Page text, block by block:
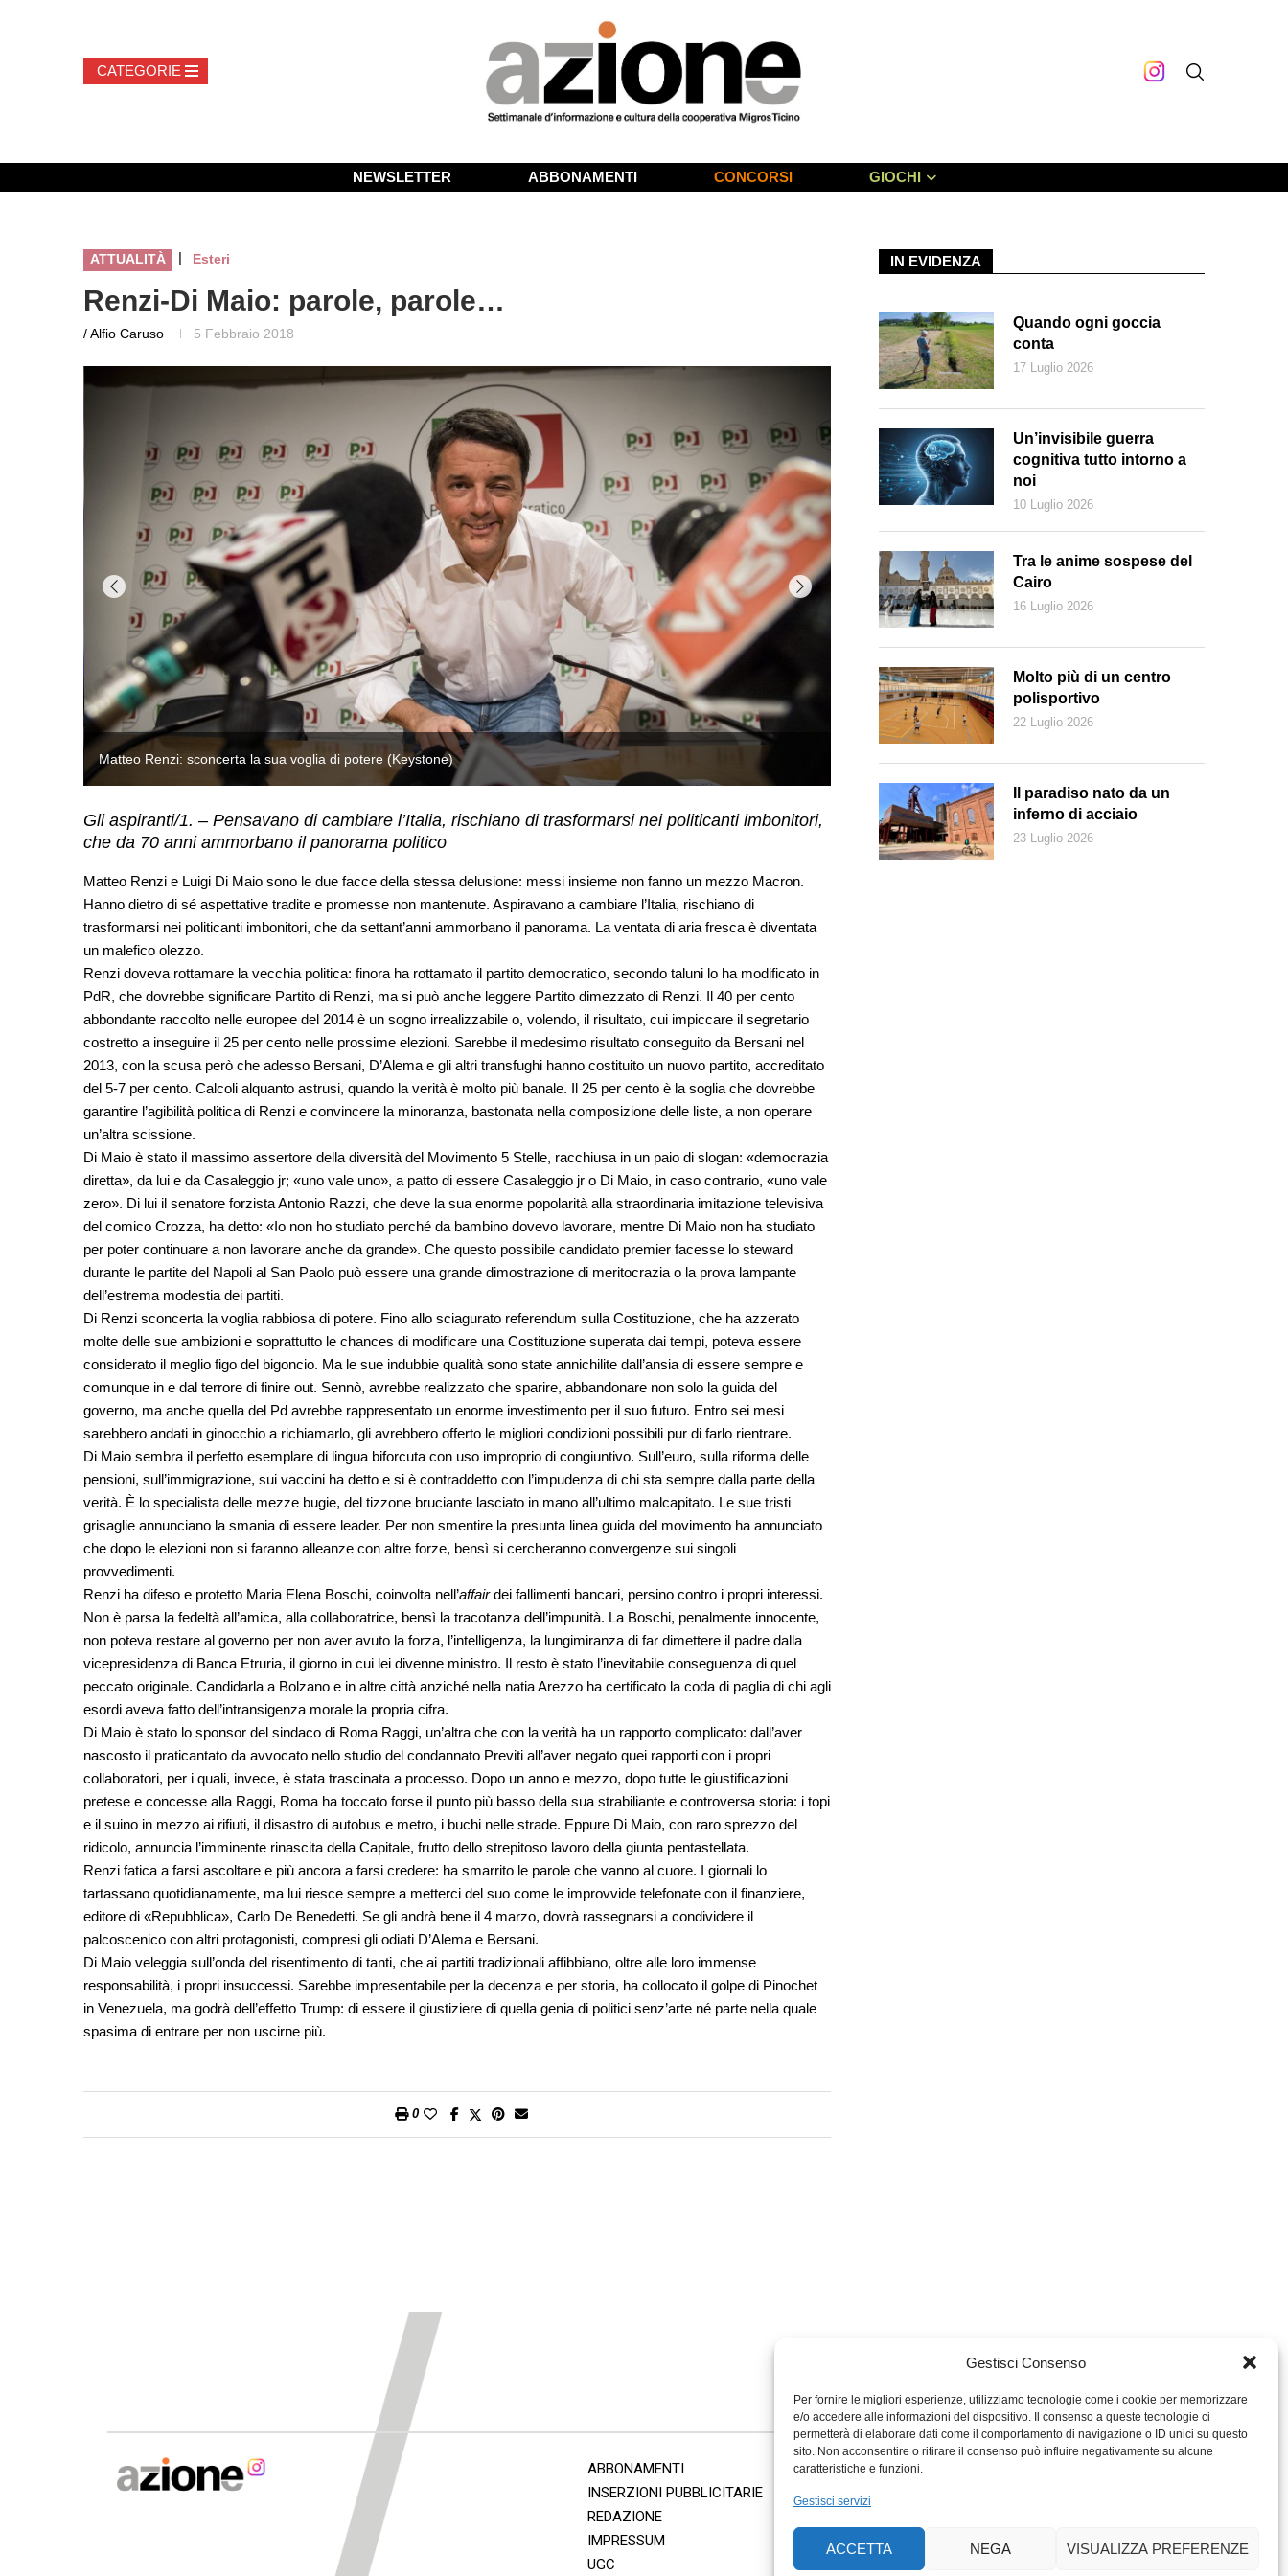
Gestisci Consenso
Per fornire le migliori esperienze, utilizziamo tecnologie come i cookie per memorizzare
e/o accedere alle informazioni del dispositivo. Il consenso a queste tecnologie ci
permetterà di elaborare dati come il comportamento di navigazione o ID unici su questo
sito. Non acconsentire o ritirare il consenso può influire negativamente su alcune
caratteristiche e funzioni.
Gestisci servizi
ACCETTA NEGA VISUALIZZA PREFERENZE
NEWSLETTER ABBONAMENTI CONCORSI GIOCHI
ATTUALITÀ | Esteri
Renzi-Di Maio: parole, parole…
/ Alfio Caruso 5 Febbraio 2018
Matteo Renzi: sconcerta la sua voglia di potere
Gli aspiranti/1. – Pensavano di cambiare l’Italia, rischiano di trasformarsi nei politicanti imbonitori,
che da 70 anni ammorbano il panorama politico
Matteo Renzi e Luigi Di Maio sono le due facce della stessa delusione: messi insieme non fanno un mezzo Macron.
Hanno dietro di sé aspettative tradite e promesse non mantenute. Aspiravano a cambiare l’Italia, rischiano di
trasformarsi nei politicanti imbonitori, che da settant’anni ammorbano il panorama. La ventata di aria fresca è diventata
un malefico olezzo.
Renzi doveva rottamare la vecchia politica: finora ha rottamato il partito democratico, secondo taluni lo ha modificato in
PdR, che dovrebbe significare Partito di Renzi, ma si può anche leggere Partito dimezzato di Renzi. Il 40 per cento
abbondante raccolto nelle europee del 2014 è un sogno irrealizzabile o, volendo, il risultato, cui impiccare il segretario
costretto a inseguire il 25 per cento nelle prossime elezioni. Sarebbe il medesimo risultato conseguito da Bersani nel
2013, con la scusa però che adesso Bersani, D’Alema e gli altri transfughi hanno costituito un nuovo partito, accreditato
del 5-7 per cento. Calcoli alquanto astrusi, quando la verità è molto più banale. Il 25 per cento è la soglia che dovrebbe
garantire l’agibilità politica di Renzi e convincere la minoranza, bastonata nella composizione delle liste, a non operare
un’altra scissione.
Di Maio è stato il massimo assertore della diversità del Movimento 5 Stelle, racchiusa in un paio di slogan: «democrazia
diretta», da lui e da Casaleggio jr; «uno vale uno», a patto di essere Casaleggio jr o Di Maio, in caso contrario, «uno vale
zero». Di lui il senatore forzista Antonio Razzi, che deve la sua enorme popolarità alla straordinaria imitazione televisiva
del comico Crozza, ha detto: «Io non ho studiato perché da bambino dovevo lavorare, mentre Di Maio non ha studiato
per poter continuare a non lavorare anche da grande». Che questo possibile candidato premier facesse lo steward
durante le partite del Napoli al San Paolo può essere una grande dimostrazione di meritocrazia o la prova lampante
dell’estrema modestia dei partiti.
Di Renzi sconcerta la voglia rabbiosa di potere. Fino allo sciagurato referendum sulla Costituzione, che ha azzerato
molte delle sue ambizioni e soprattutto le chances di modificare una Costituzione superata dai tempi, poteva essere
considerato il meglio figo del bigoncio. Ma le sue indubbie qualità sono state annichilite dall’ansia di essere sempre e
comunque in e dal terrore di finire out. Sennò, avrebbe realizzato che sparire, abbandonare non solo la guida del
governo, ma anche quella del Pd avrebbe rappresentato un enorme investimento per il suo futuro. Entro sei mesi
sarebbero andati in ginocchio a richiamarlo, gli avrebbero offerto le migliori condizioni possibili pur di farlo rientrare.
Di Maio sembra il perfetto esemplare di lingua biforcuta con uso improprio di congiuntivo. Sull’euro, sulla riforma delle
pensioni, sull’immigrazione, sui vaccini ha detto e si è contraddetto con l’impudenza di chi sta sempre dalla parte della
verità. È lo specialista delle mezze bugie, del tizzone bruciante lasciato in mano all’ultimo malcapitato. Le sue tristi
grisaglie annunciano la smania di essere leader. Per non smentire la presunta linea guida del movimento ha annunciato
che dopo le elezioni non si faranno alleanze con altre forze, bensì si cercheranno convergenze sui singoli
provvedimenti.
Renzi ha difeso e protetto Maria Elena Boschi, coinvolta nell’affairdei fallimenti bancari, persino contro i propri interessi.
Non è parsa la fedeltà all’amica, alla collaboratrice, bensì la tracotanza dell’impunità. La Boschi, penalmente innocente,
non poteva restare al governo per non aver avuto la forza, l’intelligenza, la lungimiranza di far dimettere il padre dalla
vicepresidenza di Banca Etruria, il giorno in cui lei divenne ministro. Il resto è stato l’inevitabile conseguenza di quel
peccato originale. Candidarla a Bolzano e in altre città anziché nella natia Arezzo ha certificato la coda di paglia di chi agli
esordi aveva fatto dell’intransigenza morale la propria cifra.
Di Maio è stato lo sponsor del sindaco di Roma Raggi, un’altra che con la verità ha un rapporto complicato: dall’aver
nascosto il praticantato da avvocato nello studio del condannato Previti all’aver negato quei rapporti con i propri
collaboratori, per i quali, invece, è stata trascinata a processo. Dopo un anno e mezzo, dopo tutte le giustificazioni
pretese e concesse alla Raggi, Roma ha toccato forse il punto più basso della sua strabiliante e controversa storia: i topi
e il suino in mezzo ai rifiuti, il disastro di autobus e metro, i buchi nelle strade. Eppure Di Maio, con raro sprezzo del
ridicolo, annuncia l’imminente rinascita della Capitale, frutto dello strepitoso lavoro della giunta pentastellata.
Renzi fatica a farsi ascoltare e più ancora a farsi credere: ha smarrito le parole che vanno al cuore. I giornali lo
tartassano quotidianamente, ma lui riesce sempre a metterci del suo come le improvvide telefonate con il finanziere,
editore di «Repubblica», Carlo De Benedetti. Se gli andrà bene il 4 marzo, dovrà rassegnarsi a condividere il
palcoscenico con altri protagonisti, compresi gli odiati D’Alema e Bersani.
Di Maio veleggia sull’onda del risentimento di tanti, che ai partiti tradizionali affibbiano, oltre alle loro immense
responsabilità, i propri insuccessi. Sarebbe impresentabile per la decenza e per storia, ha collocato il golpe di Pinochet
in Venezuela, ma godrà dell’effetto Trump: di essere il giustiziere di quella genia di politici senz’arte né parte nella quale
spasima di entrare per non uscirne più.
0
IN EVIDENZA
Quando ogni goccia
conta
17 Luglio 2026
Un’invisibile guerra
cognitiva tutto intorno a
noi
10 Luglio 2026
Tra le anime sospese del
Cairo
16 Luglio 2026
Molto più di un centro
polisportivo
22 Luglio 2026
Il paradiso nato da un
inferno di acciaio
23 Luglio 2026
ABBONAMENTI
INSERZIONI PUBBLICITARIE
REDAZIONE
IMPRESSUM
UGC
MIGROS TICINO
PERCENTO CULTURALE
MIGROS TICINO